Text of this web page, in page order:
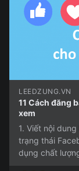
LEEDZUNG.VN
11 Cách đăng
xem
1. Viết nội
trạng thái
dụng chất